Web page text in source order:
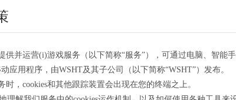
供并运营(i)游戏服务（以下简称“服务”），可通过电脑、智能
应用程序，由WSHT及其子公司（以下简称“WSHT”）发布。
时，cookies和其他跟踪装置会出现在您的终端之上。